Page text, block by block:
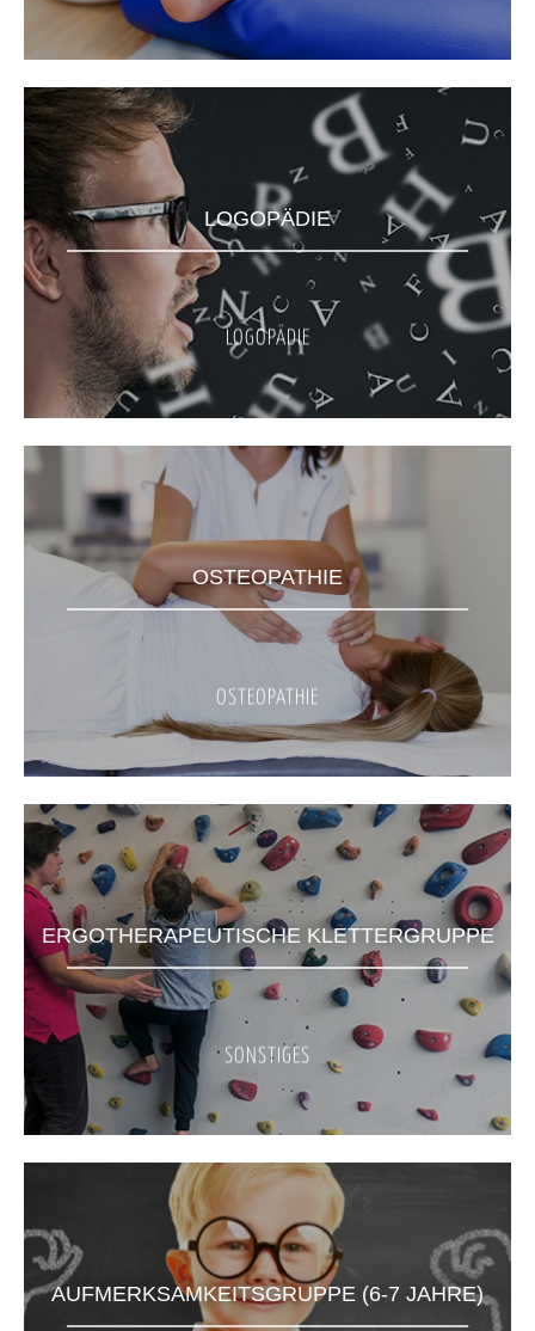
LOGOPÄDIE
LOGOPÄDIE
OSTEOPATHIE
OSTEOPATHIE
ERGOTHERAPEUTISCHE KLETTERGRUPPE
SONSTIGES
AUFMERKSAMKEITSGRUPPE (6-7 JAHRE)